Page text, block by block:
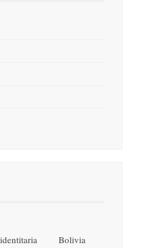
Bolivia